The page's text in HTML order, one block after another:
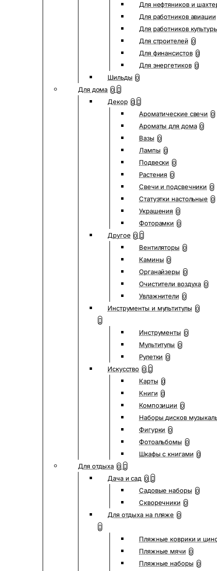
Для нефтяников и
Для работников авиации
Для работников
Для строителей 0
Для финансистов 0
Для энергетиков 0
Шильды 0
Для дома 0
Декор 0
Ароматические свечи 0
Ароматы для дома 0
Вазы 0
Лампы 0
Подвески 0
Растения 0
Свечи и подсвечники 0
Статуэтки настольные 0
Украшения 0
Фоторамки 0
Другое 0
Вентиляторы 0
Камины 0
Органайзеры 0
Очистители воздуха 0
Увлажнители 0
Инструменты и мультитулы 0
Инструменты 0
Мультитулы 0
Рулетки 0
Искусство 0
Карты 0
Книги 0
Композиции 0
Наборы дисков
Фигурки 0
Фотоальбомы 0
Шкафы с книгами 0
Для отдыха 0
Дача и сад 0
Садовые наборы 0
Скворечники 0
Для отдыха на пляже 0
Пляжные коврики и
Пляжные мячи 0
Пляжные наборы 0